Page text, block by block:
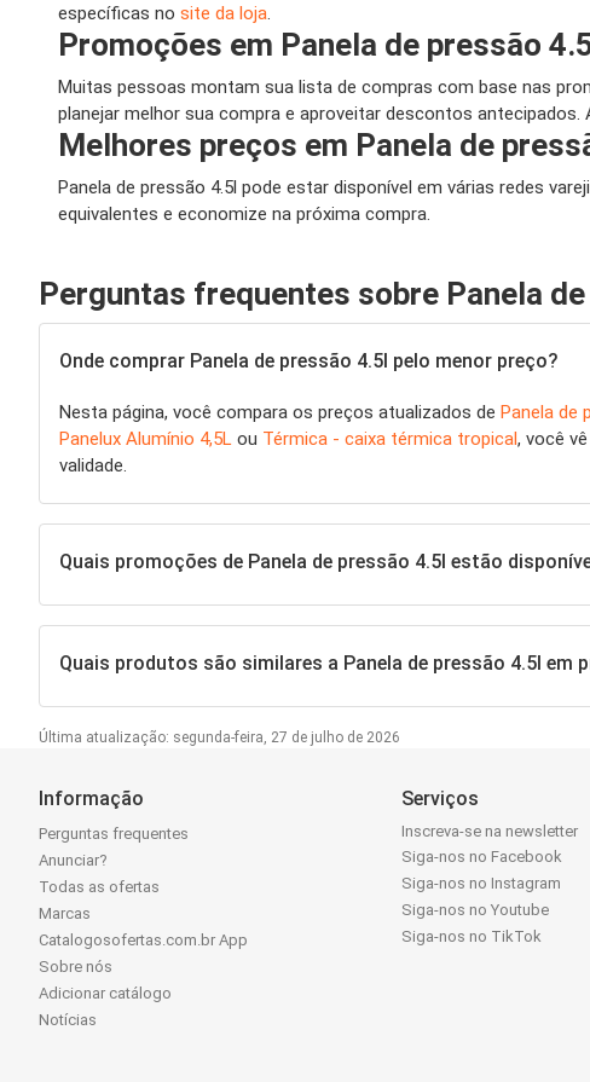
específicas no site da loja
Promoções em Panela de pressão
Muitas pessoas montam sua lista de compras com base nas
planejar melhor sua compra e aproveitar descontos
Melhores preços em Panela de
Panela de pressão 4.5l pode estar disponível em várias redes
equivalentes e economize na próxima compra.
Perguntas frequentes sobre Panela
Onde comprar Panela de pressão 4.5l pelo menor preço?
Nesta página, você compara os preços atualizados de Panela de
Panelux Alumínio 4,5L ou Térmica - caixa térmica tropical, você
validade.
Quais promoções de Panela de pressão 4.5l estão
Quais produtos são similares a Panela de pressão 4.5l em
Última atualização: segunda-feira, 27 de julho de 2026
Informação
Perguntas frequentes
Anunciar?
Todas as ofertas
Marcas
Catalogosofertas.com.br App
Sobre nós
Adicionar catálogo
Notícias
Serviços
Inscreva-se na newsletter
Siga-nos no Facebook
Siga-nos no Instagram
Siga-nos no Youtube
Siga-nos no TikTok